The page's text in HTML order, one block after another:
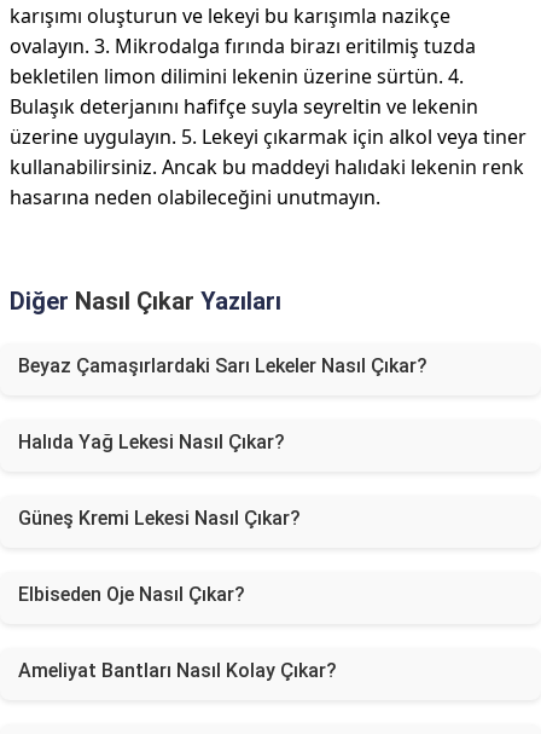
karışımı oluşturun ve lekeyi bu karışımla nazikçe
ovalayın. 3. Mikrodalga fırında birazı eritilmiş tuzda
bekletilen limon dilimini lekenin üzerine sürtün. 4.
Bulaşık deterjanını hafifçe suyla seyreltin ve lekenin
üzerine uygulayın. 5. Lekeyi çıkarmak için alkol veya tiner
kullanabilirsiniz. Ancak bu maddeyi halıdaki lekenin renk
hasarına neden olabileceğini unutmayın.
Diğer Nasıl Çıkar Yazıları
Beyaz Çamaşırlardaki Sarı Lekeler Nasıl Çıkar?
Halıda Yağ Lekesi Nasıl Çıkar?
Güneş Kremi Lekesi Nasıl Çıkar?
Elbiseden Oje Nasıl Çıkar?
Ameliyat Bantları Nasıl Kolay Çıkar?